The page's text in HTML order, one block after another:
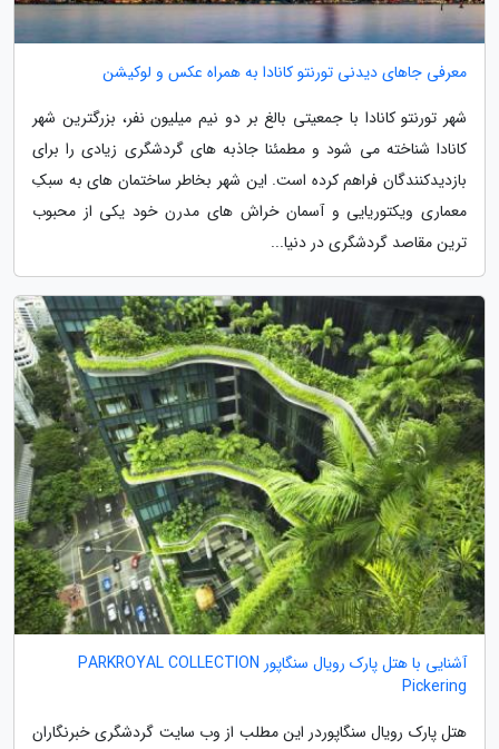
معرفی جاهای دیدنی تورنتو کانادا به همراه عکس و لوکیشن
شهر تورنتو کانادا با جمعیتی بالغ بر دو نیم میلیون نفر، بزرگترین شهر
کانادا شناخته می شود و مطمئنا جاذبه های گردشگری زیادی را برای
بازدیدکنندگان فراهم کرده است. این شهر بخاطر ساختمان های به سبکِ
معماری ویکتوریایی و آسمان خراش های مدرن خود یکی از محبوب
ترین مقاصد گردشگری در دنیا...
آشنایی با هتل پارک رویال سنگاپور PARKROYAL COLLECTION
Pickering
هتل پارک رویال سنگاپوردر این مطلب از وب سایت گردشگری خبرنگاران